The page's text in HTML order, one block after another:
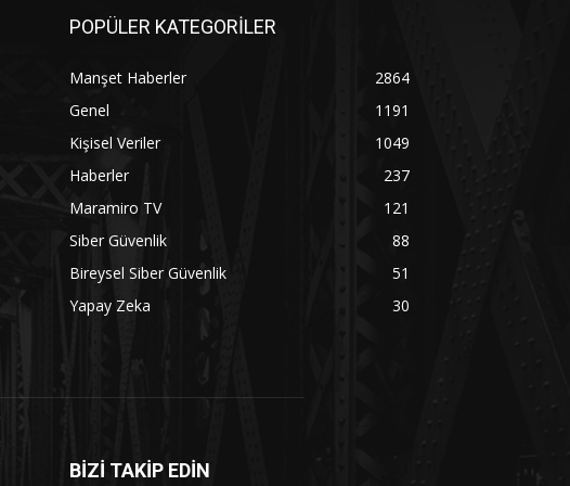
POPÜLER KATEGORİLER
Manşet Haberler
2864
Genel
1191
Kişisel Veriler
1049
Haberler
237
Maramiro TV
121
Siber Güvenlik
88
Bireysel Siber Güvenlik
51
Yapay Zeka
30
BİZİ TAKİP EDİN